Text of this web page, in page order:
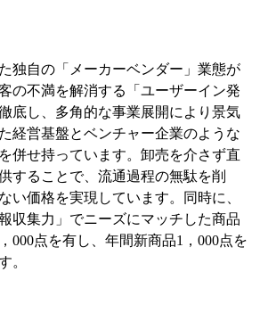
独自の「メーカーベンダー」業態が
の不満を解消する「ユーザーイン発
底し、多角的な事業展開により景気
経営基盤とベンチャー企業のような
併せ持っています。卸売を介さず直
することで、流通過程の無駄を削
い価格を実現しています。同時に、
収集力」でニーズにマッチした商品
000点を有し、年間新商品1，000点を
。